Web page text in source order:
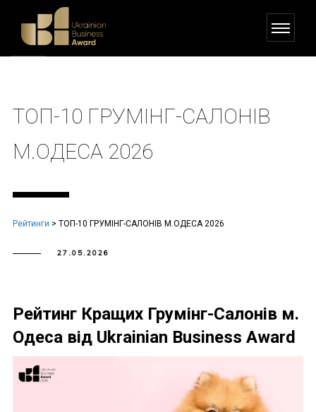
ТОП-10 ГРУМІНГ-САЛОНІВ
М.ОДЕСА 2026
Рейтинги > ТОП-10 ГРУМІНГ-САЛОНІВ М.ОДЕСА 2026
27.05.2026
Рейтинг Кращих Грумінг-Салонів м.
Одеса від Ukrainian Business Award